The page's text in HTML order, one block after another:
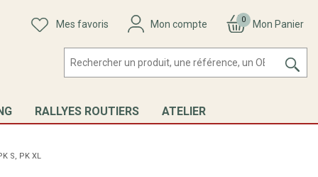
Mes favoris Mon compte 0 Mon Panier
RALLYES ROUTIERS ATELIER
S, PK XL